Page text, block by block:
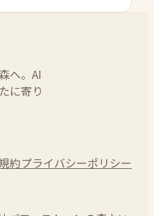
へ。AI
に寄り
約プライバシーポリシー